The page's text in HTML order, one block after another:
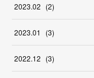
2023.02 (2)
2023.01 (3)
2022.12 (3)